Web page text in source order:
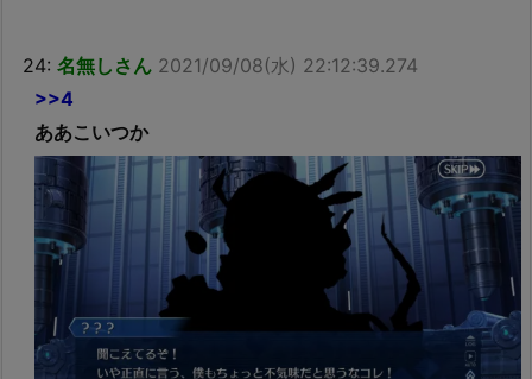
24: 名無しさん 2021/09/08(水) 22:12:39.274
>>4
ああこいつか